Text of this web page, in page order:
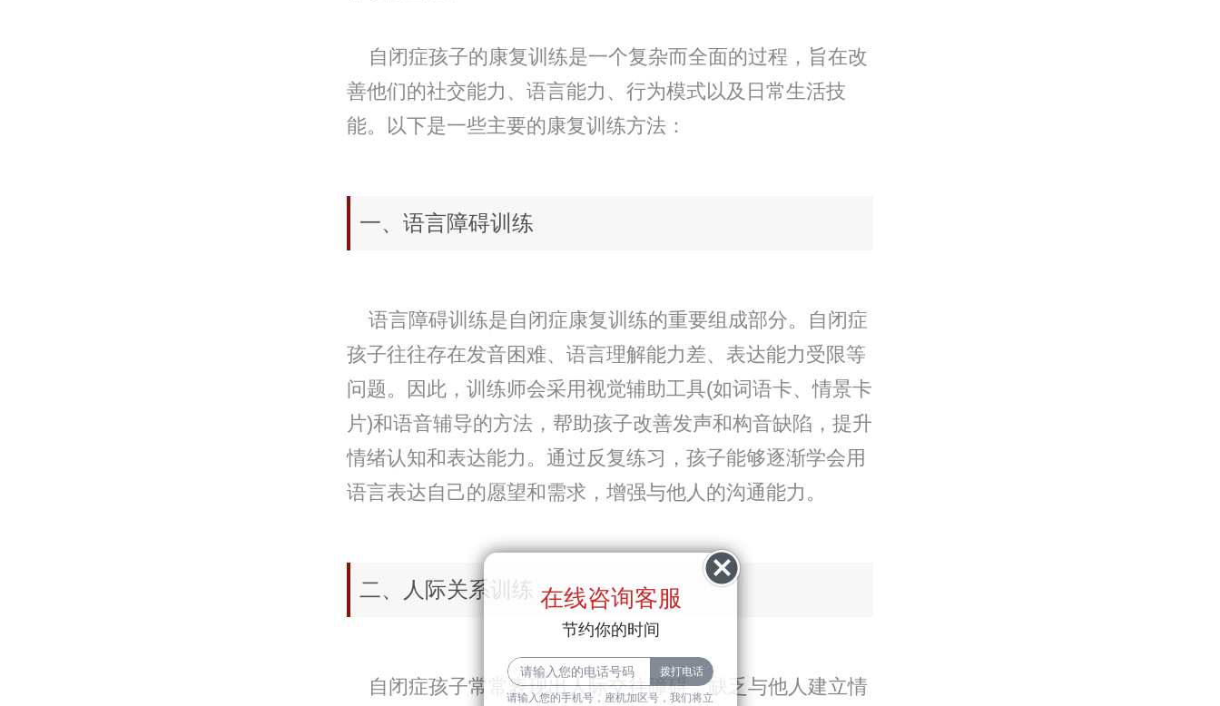
自闭症孩子的康复训练是一个复杂而全面的过程，旨在改
善他们的社交能力、语言能力、行为模式以及日常生活技
能。以下是一些主要的康复训练方法：
一、语言障碍训练
语言障碍训练是自闭症康复训练的重要组成部分。自闭症
孩子往往存在发音困难、语言理解能力差、表达能力受限等
问题。因此，训练师会采用视觉辅助工具(如词语卡、情景卡
片)和语音辅导的方法，帮助孩子改善发声和构音缺陷，提升
情绪认知和表达能力。通过反复练习，孩子能够逐渐学会用
语言表达自己的愿望和需求，增强与他人的沟通能力。
二、人际关系训练
自闭症孩子常常表现出人际交往障碍，缺乏与他人建立情
在线咨询客服
节约你的时间
请输入您的手机号，座机加区号，我们将立